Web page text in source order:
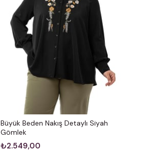
Büyük Beden Nakış Detaylı Siyah
Gömlek
₺2.549,00